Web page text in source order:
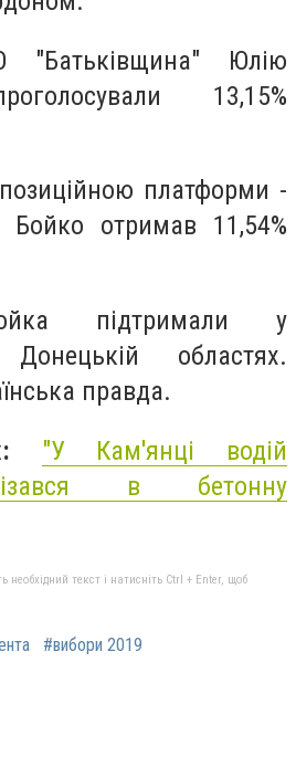
"Батьківщина" Юлію
13,15%
платформи -
отримав 11,54%
підтримали у
областях.
правда.
"У Кам'янці водій
в бетонну
текст і натисніть Ctrl + Enter, щоб
#вибори 2019